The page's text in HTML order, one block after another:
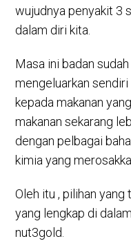
wujudnya penyakit 3
dalam diri kita.
Masa ini badan
mengeluarkan
kepada makanan
makanan sekarang
dengan pelbagai
kimia yang
Oleh itu , pilihan
yang lengkap di
nut3gold.